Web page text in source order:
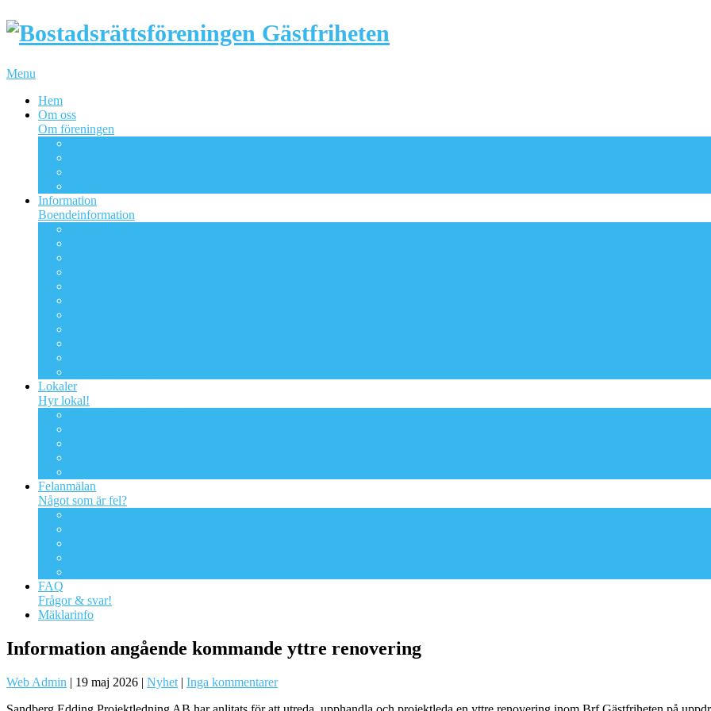
Menu
Hem
Om oss
Om föreningen
Information
Boendeinformation
Lokaler
Hyr lokal!
Felanmälan
Något som är fel?
FAQ
Frågor & svar!
Mäklarinfo
Information angående kommande yttre renovering
Web Admin | 19 maj 2026 | Nyhet | Inga kommentarer